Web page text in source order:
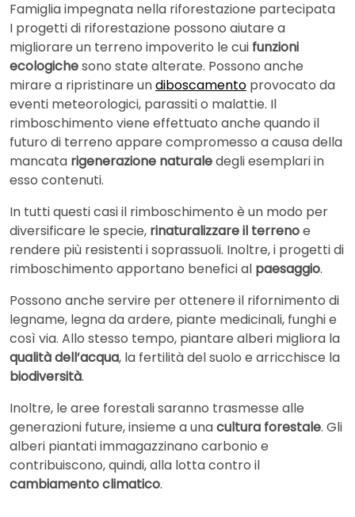
Famiglia impegnata nella riforestazione partecipata
I progetti di riforestazione possono aiutare a
migliorare un terreno impoverito le cui funzioni
ecologichesono state alterate. Possono anche
mirare a ripristinare undiboscamento provocato da
eventi meteorologici, parassiti o malattie. Il
rimboschimento viene effettuato anche quando il
futuro di terreno appare compromesso a causa della
mancata rigenerazione naturaledegli esemplari in
esso contenuti.
In tutti questi casi il rimboschimento è un modo per
diversificare le specie, rinaturalizzare il terrenoe
rendere più resistenti i soprassuoli. Inoltre, i progetti di
rimboschimento apportano benefici al paesaggio.
Possono anche servire per ottenere il rifornimento di
legname, legna da ardere, piante medicinali, funghi e
così via. Allo stesso tempo, piantare alberi migliora la
qualità dell’acqua, la fertilità del suolo e arricchisce la
biodiversità.
Inoltre, le aree forestali saranno trasmesse alle
generazioni future, insieme a unacultura forestale. Gli
alberi piantati immagazzinano carbonio e
contribuiscono, quindi, alla lotta contro il
cambiamento climatico.